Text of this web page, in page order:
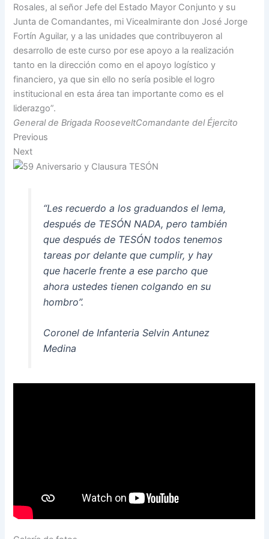
Rosales, al señor Jefe del Estado Mayor Conjunto y su
Junta de Comandantes, mi Vicealmirante don José Jorge
Fortín Aguilar, y a las unidades que contribuyeron al
desarrollo de este curso por ese apoyo a la realización
tanto en la dirección como en el apoyo logístico y
financiero, ya que sin ello no sería posible el logro
institucional en esta área tan importante como es el
liderazgo”.
General de Brigada RooseveltComandante del Éjercito
Previous
Next
“Les recuerdo a los graduandos el lema,
después de TESÓN NADA, pero también
que después de TESÓN todos tenemos
tareas por delante que cumplir, y hay
que hacerle frente a ese parcho que
ahora ustedes tienen colgando en su
hombro”.
Coronel de Infanteria Selvin Antunez
Medina